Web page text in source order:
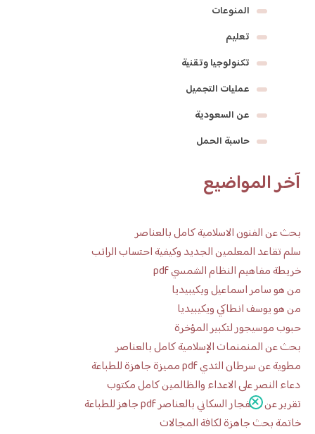
المنوعات
تعليم
تكنولوجيا وتقنية
عمليات التجميل
عن السعودية
حاسبة الحمل
آخر المواضيع
بحث عن الفنون الاسلامية كامل بالعناصر
سلم تقاعد المعلمين الجديد وكيفية احتساب الراتب
خريطة مفاهيم النظام الشمسي pdf
من هو سامر اسماعيل ويكيبيديا
من هو يوسف انطاكي ويكيبيديا
حبوب موسيجور لتكبير المؤخرة
بحث عن المنمنمات الإسلامية كامل بالعناصر
مطوية عن سرطان الثدي pdf مميزة جاهزة للطباعة
دعاء النصر على الاعداء والظالمين كامل مكتوب
تقرير عن الانفجار السكاني بالعناصر pdf جاهز للطباعة
خاتمة بحث جاهزة لكافة المجالات